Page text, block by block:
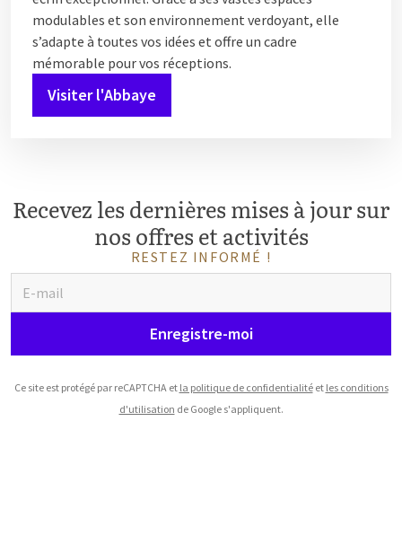
modulables et son environnement verdoyant, elle
s’adapte à toutes vos idées et offre un cadre
mémorable pour vos réceptions.
Visiter l'Abbaye
Recevez les dernières mises à jour sur
nos offres et activités
RESTEZ INFORMÉ !
Enregistre-moi
Ce site est protégé par reCAPTCHA et la politique de confidentialitéet les conditions
d'utilisation de Google s'appliquent.